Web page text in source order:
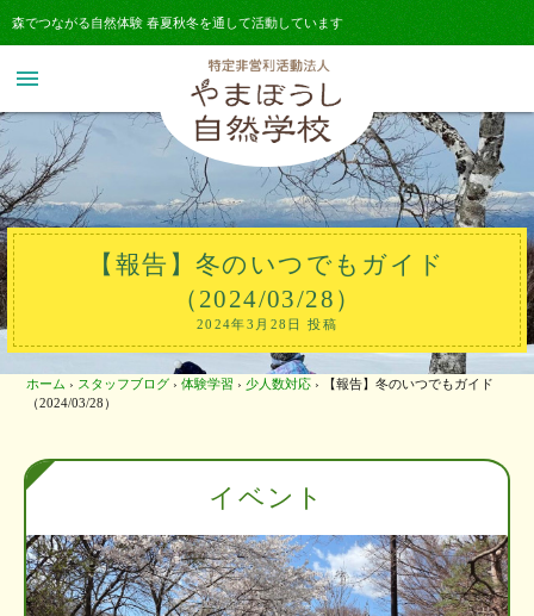
森でつながる自然体験 春夏秋冬を通して活動しています
menu
【報告】冬のいつでもガイド
（2024/03/28）
2024年3月28日 投稿
ホーム › スタッフブログ › 体験学習 › 少人数対応 › 【報告】冬のいつでもガイド
（2024/03/28）
イベント